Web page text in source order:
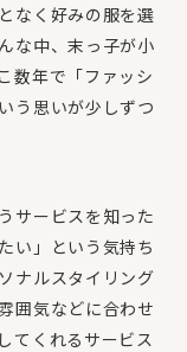
なく好みの服を選
な中、末っ子が小
数年で「ファッシ
う思いが少しずつ
サービスを知った
い」という気持ち
ナルスタイリング
囲気などに合わせ
てくれるサービス